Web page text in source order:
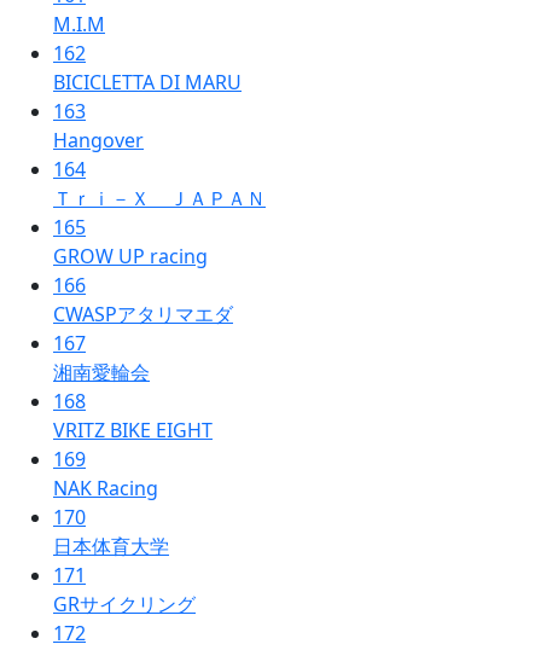
M.I.M
162
BICICLETTA DI MARU
163
Hangover
164
Ｔｒｉ－Ｘ ＪＡＰＡＮ
165
GROW UP racing
166
CWASPアタリマエダ
167
湘南愛輪会
168
VRITZ BIKE EIGHT
169
NAK Racing
170
日本体育大学
171
GRサイクリング
172